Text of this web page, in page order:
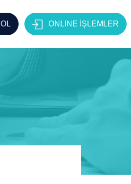
ONLINE İŞLEMLER